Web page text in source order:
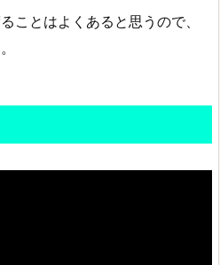
ことはよくあると思うので、